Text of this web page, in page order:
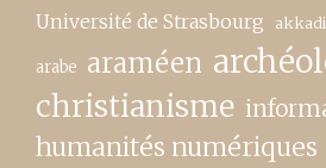
Université de Strasbourg
arabe araméen
christianisme
humanités numériques